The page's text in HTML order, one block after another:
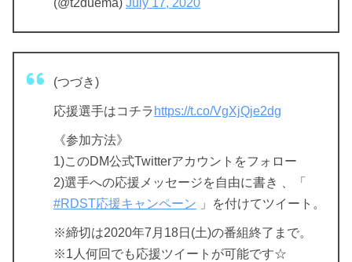
(@t2duema) July 17, 2020
(つづき)
応援選手はコチラ https://t.co/VgXjQje2dg
《参加方法》
1)このDM公式Twitterアカウントをフォロー
2)選手への応援メッセージを自由に書き 、「
#RDST応援キャンペーン 」を付けてツイート。
※締切は2020年7月18日(土)の番組終了まで。
※1人何回でも応援ツイートが可能です☆